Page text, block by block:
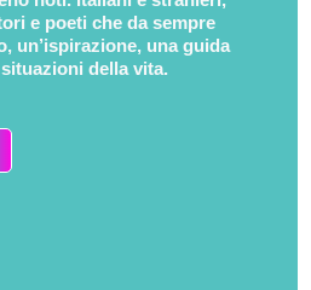
e poeti che da sempre
un’ispirazione, una guida
della vita.